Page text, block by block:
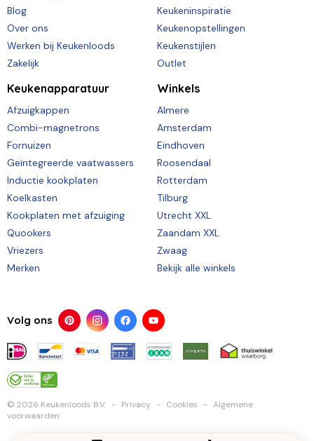
Blog
Over ons
Werken bij Keukenloods
Zakelijk
Keukeninspiratie
Keukenopstellingen
Keukenstijlen
Outlet
Keukenapparatuur
Afzuigkappen
Combi-magnetrons
Fornuizen
Geïntegreerde vaatwassers
Inductie kookplaten
Koelkasten
Kookplaten met afzuiging
Quookers
Vriezers
Merken
Winkels
Almere
Amsterdam
Eindhoven
Roosendaal
Rotterdam
Tilburg
Utrecht XXL
Zaandam XXL
Zwaag
Bekijk alle winkels
Volg ons
© 2026 Keukenloods B.V. Privacy Cookies
Algemene
voorwaarden